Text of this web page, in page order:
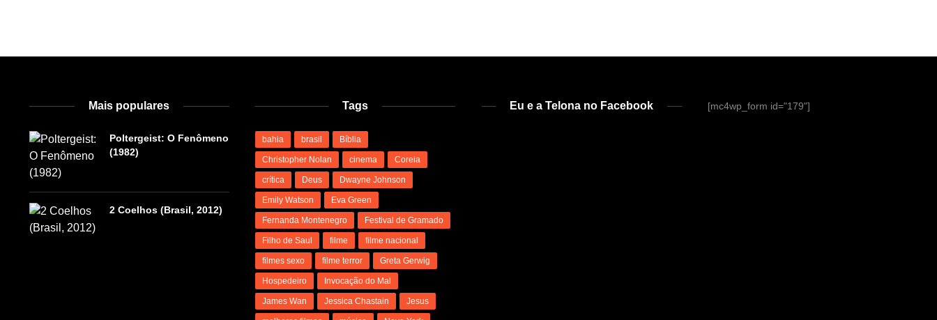
Mais populares
Poltergeist: O Fenômeno
(1982)
2 Coelhos (Brasil, 2012)
Tags
bahia brasil Bíblia
Christopher Nolan cinema Coreia
crítica Deus Dwayne Johnson
Emily Watson Eva Green
Fernanda Montenegro Festival de Gramado
Filho de Saul filme filme nacional
filmes sexo filme terror Greta Gerwig
Hospedeiro Invocação do Mal
James Wan Jessica Chastain Jesus
Eu e a Telona no Facebook [mc4wp_form id="179"]